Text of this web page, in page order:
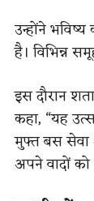
उन्होंने
है। विभिन्न
इस दौरान
कहा, “यह
मुफ्त बस सेवा
अपने वादों